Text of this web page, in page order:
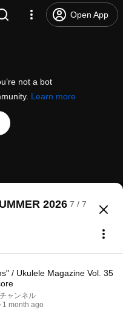
Open App
not a bot
Learn more
Vol. 35 Linked
2026 7 / 7
/ Ukulele Magazine Vol. 35
ャンネル
1 month ago